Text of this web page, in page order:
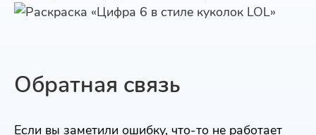
Обратная связь
Если вы заметили ошибку, что-то не работает